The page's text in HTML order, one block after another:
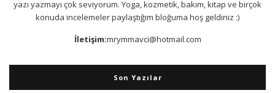
yazı yazmayı çok seviyorum. Yoga, kozmetik, bakım, kitap ve birçok
konuda incelemeler paylaştığım bloğuma hoş geldiniz :)
İletişim:mrymmavci@hotmail.com
Son Yazılar